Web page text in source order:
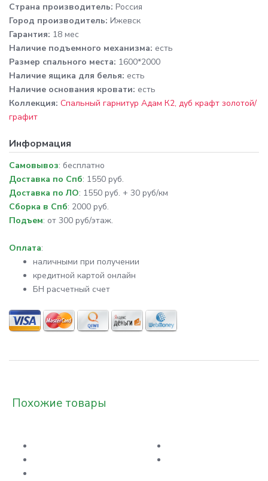
Cтрана производитель: Россия
Город производитель: Ижевск
Гарантия: 18 мес
Наличие подъемного механизма: есть
Размер спального места: 1600*2000
Наличие ящика для белья: есть
Наличие основания кровати: есть
Коллекция: Спальный гарнитур Адам К2, дуб крафт золотой/
графит
Информация
Самовывоз: бесплатно
Доставка по Спб: 1550 руб.
Доставка по ЛО: 1550 руб. + 30 руб/км
Сборка в Спб: 2000 руб.
Подъем: от 300 руб/этаж.
Оплата:
наличными при получении
кредитной картой онлайн
БН расчетный счет
Похожие товары